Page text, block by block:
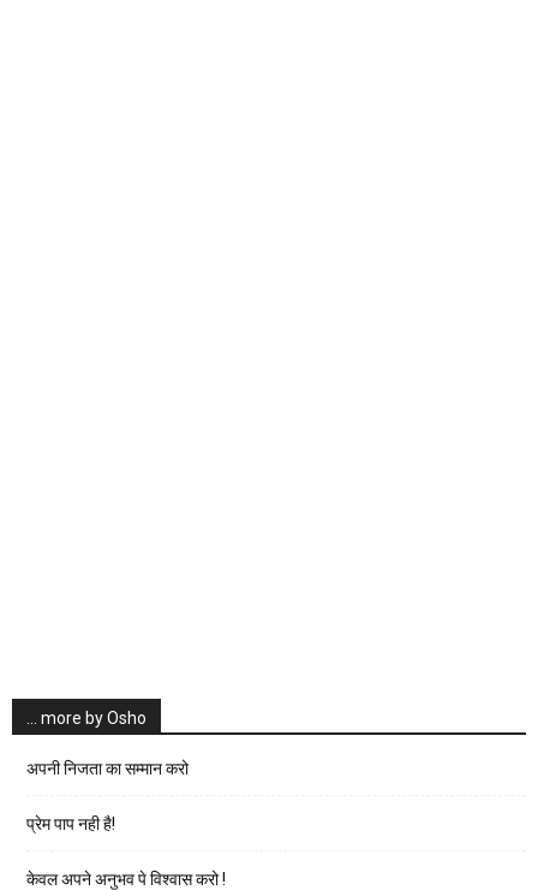
… more by Osho
अपनी निजता का सम्मान करो
प्रेम पाप नही है!
केवल अपने अनुभव पे विश्वास करो !